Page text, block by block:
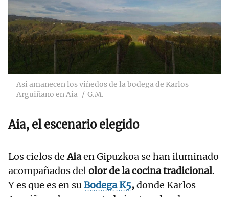
Así amanecen los viñedos de la bodega de Karlos
Arguiñano en Aia
G.M.
Aia, el escenario elegido
Los cielos deAiaen Gipuzkoa se han iluminado
acompañados delolor de la cocina tradicional.
Y es que es en suBodega K5,donde Karlos